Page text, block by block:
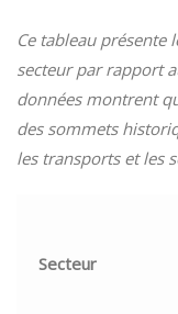
Ce tableau présente
secteur par rapport
données montrent
des sommets
les transports et les
Secteur